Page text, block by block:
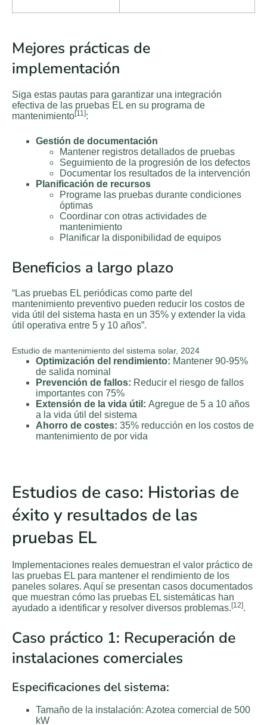
Mejores prácticas de
implementación
Siga estas pautas para garantizar una integración
efectiva de las pruebas EL en su programa de
mantenimiento[11]:
Gestión de documentación
Mantener registros detallados de pruebas
Seguimiento de la progresión de los defectos
Documentar los resultados de la intervención
Planificación de recursos
Programe las pruebas durante condiciones
óptimas
Coordinar con otras actividades de
mantenimiento
Planificar la disponibilidad de equipos
Beneficios a largo plazo
“Las pruebas EL periódicas como parte del
mantenimiento preventivo pueden reducir los costos de
vida útil del sistema hasta en un 35% y extender la vida
útil operativa entre 5 y 10 años”.
Estudio de mantenimiento del sistema solar, 2024
Optimización del rendimiento: Mantener 90-95%
de salida nominal
Prevención de fallos: Reducir el riesgo de fallos
importantes con 75%
Extensión de la vida útil: Agregue de 5 a 10 años
a la vida útil del sistema
Ahorro de costes: 35% reducción en los costos de
mantenimiento de por vida
Estudios de caso: Historias de
éxito y resultados de las
pruebas EL
Implementaciones reales demuestran el valor práctico de
las pruebas EL para mantener el rendimiento de los
paneles solares. Aquí se presentan casos documentados
que muestran cómo las pruebas EL sistemáticas han
ayudado a identificar y resolver diversos problemas. [12].
Caso práctico 1: Recuperación de
instalaciones comerciales
Especificaciones del sistema:
Tamaño de la instalación: Azotea comercial de 500
kW